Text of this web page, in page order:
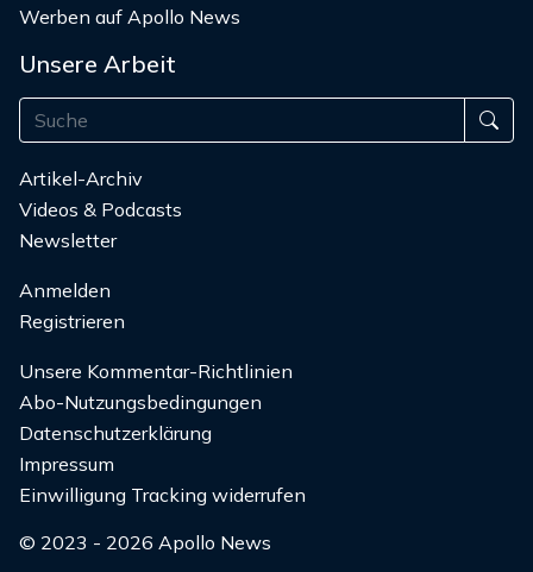
Werben auf Apollo News
Unsere Arbeit
Artikel-Archiv
Videos & Podcasts
Newsletter
Anmelden
Registrieren
Unsere Kommentar-Richtlinien
Abo-Nutzungsbedingungen
Datenschutzerklärung
Impressum
Einwilligung Tracking widerrufen
© 2023 - 2026 Apollo News